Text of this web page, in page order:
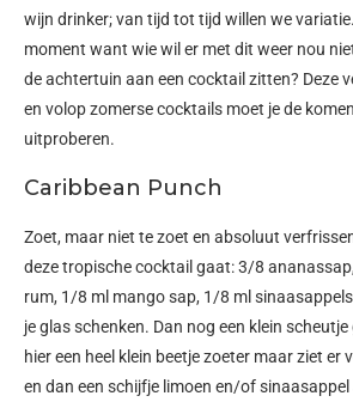
wijn drinker; van tijd tot tijd willen we
moment want wie wil er met dit weer nou
de achtertuin aan een cocktail zitten? Deze
en volop zomerse cocktails moet je de
uitproberen.
Caribbean Punch
Zoet, maar niet te zoet en absoluut
deze tropische cocktail gaat: 3/8
rum, 1/8 ml mango sap, 1/8 ml
je glas schenken. Dan nog een klein
hier een heel klein beetje zoeter maar ziet er
en dan een schijfje limoen en/of